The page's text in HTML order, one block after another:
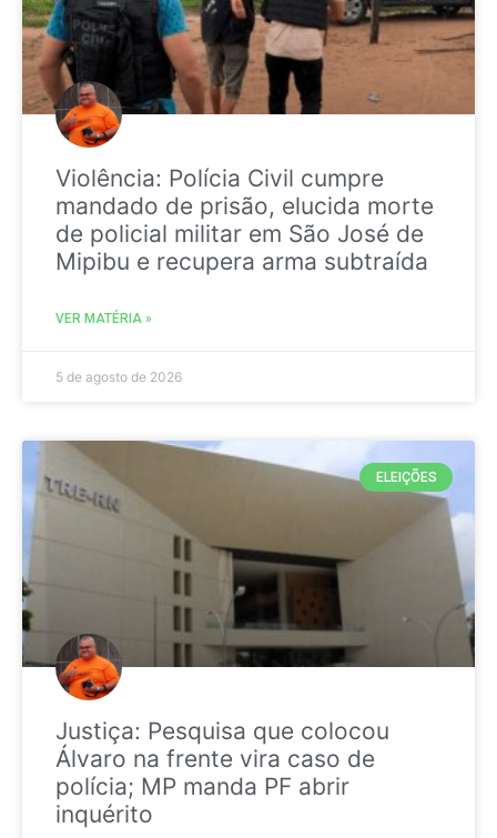
Violência: Polícia Civil cumpre
mandado de prisão, elucida morte
de policial militar em São José de
Mipibu e recupera arma subtraída
VER MATÉRIA »
5 de agosto de 2026
ELEIÇÕES
Justiça: Pesquisa que colocou
Álvaro na frente vira caso de
polícia; MP manda PF abrir
inquérito